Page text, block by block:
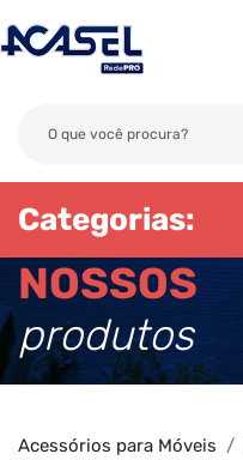
Categorias:
NOSSOS
produtos
Acessórios para Móveis